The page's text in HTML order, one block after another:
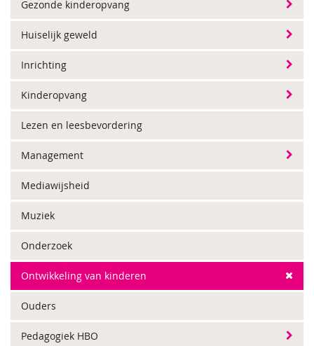
Gezonde kinderopvang
Huiselijk geweld
Inrichting
Kinderopvang
Lezen en leesbevordering
Management
Mediawijsheid
Muziek
Onderzoek
Ontwikkeling van kinderen
Ouders
Pedagogiek HBO